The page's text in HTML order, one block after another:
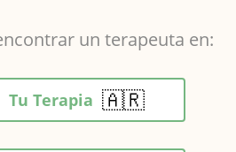
un terapeuta en:
Tu Terapia 🇦🇷